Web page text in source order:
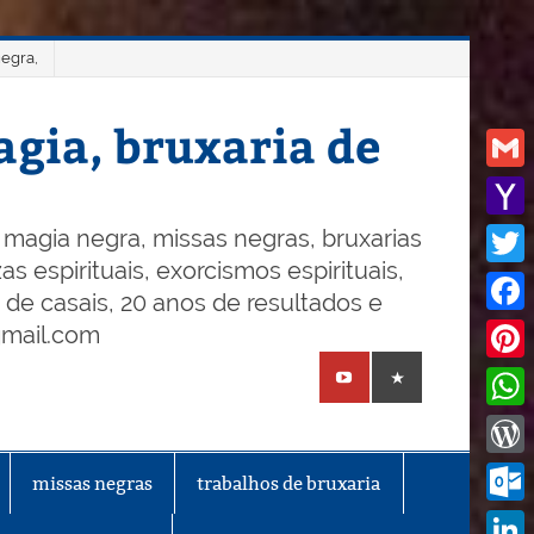
bruxaria de
negra, missas negras, bruxarias
espirituais, exorcismos espirituais,
casais, 20 anos de resultados e
missas negras trabalhos de bruxaria
Gmail
Mail